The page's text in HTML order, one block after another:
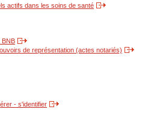
actifs dans les soins de santé
BNB
de représentation (actes notariés)
- s'identifier